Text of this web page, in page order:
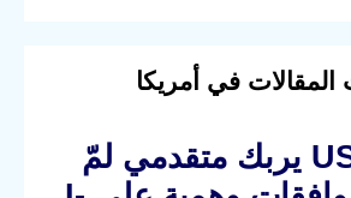
المقالات في أمريكا
خلل USCIS يربك متقدمي لمّ